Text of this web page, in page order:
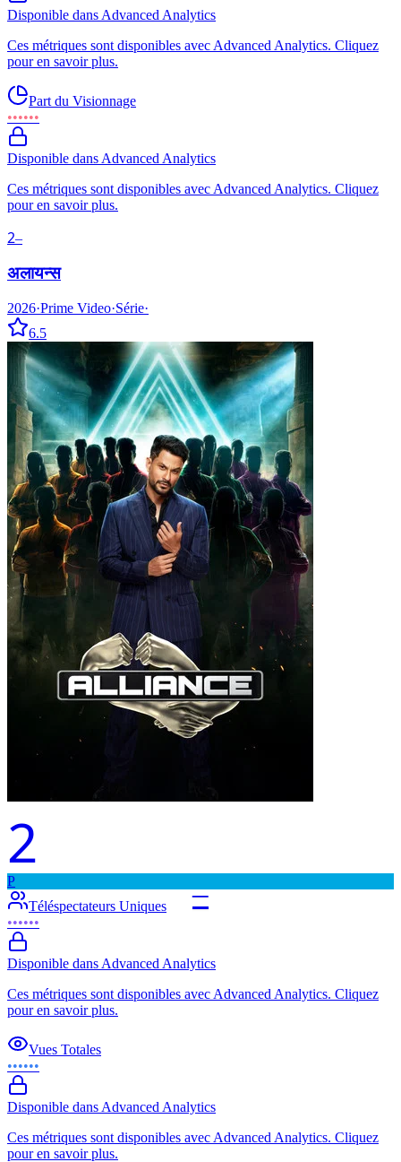
Disponible dans Advanced Analytics
Ces métriques sont disponibles avec Advanced Analytics. Cliquez
pour en savoir plus.
Part du Visionnage
••••••
Disponible dans Advanced Analytics
Ces métriques sont disponibles avec Advanced Analytics. Cliquez
pour en savoir plus.
2–
अलायन्स
2026·Prime Video·Série·
6.5
2
–
P
Téléspectateurs Uniques
••••••
Disponible dans Advanced Analytics
Ces métriques sont disponibles avec Advanced Analytics. Cliquez
pour en savoir plus.
Vues Totales
••••••
Disponible dans Advanced Analytics
Ces métriques sont disponibles avec Advanced Analytics. Cliquez
pour en savoir plus.